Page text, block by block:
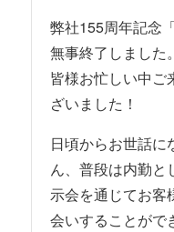
弊社155周年記念
無事終了しました。
皆様お忙しい中ご
ざいました！
日頃からお世話に
ん、普段は内勤と
示会を通じてお客
会いすることがで